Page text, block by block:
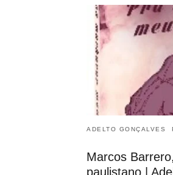
ADELTO GONÇALVES
Marcos
paulistano |